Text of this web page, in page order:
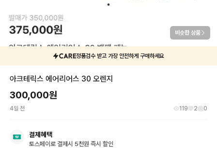
비슷한 상품
정품검수 받고 가장 안전하게 구매하세요
아크테릭스 에어리어스 30 오렌지
300,000원
4일 전 119 2 0
결제혜택
토스페이로 결제시 5천원 즉시 할인